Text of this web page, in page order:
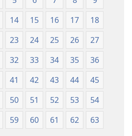
Mpya
(Toleo
la
2017)
Mpya
(Toleo
la
2017)
14 15 16 17
18
23 24 25 26
27
32 33 34 35
36
41 42 43 44
45
50 51 52 53
54
59 60 61 62
63